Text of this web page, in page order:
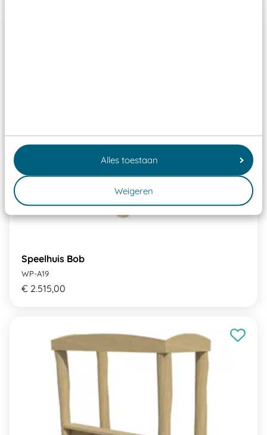
Alles toestaan
Weigeren
Speelhuis Bob
WP-A19
€ 2.515,00